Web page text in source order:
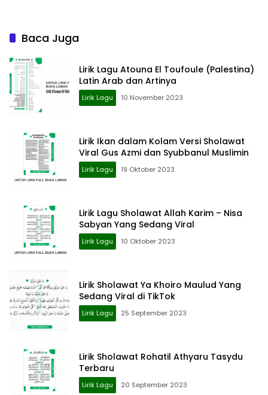
Baca Juga
Lirik Lagu Atouna El Toufoule (Palestina)
Latin Arab dan Artinya
Lirik Lagu 10 November 2023
Lirik Ikan dalam Kolam Versi Sholawat
Viral Gus Azmi dan Syubbanul Muslimin
Lirik Lagu 19 Oktober 2023
Lirik Lagu Sholawat Allah Karim – Nisa
Sabyan Yang Sedang Viral
Lirik Lagu 10 Oktober 2023
Lirik Sholawat Ya Khoiro Maulud Yang
Sedang Viral di TikTok
Lirik Lagu 25 September 2023
Lirik Sholawat Rohatil Athyaru Tasydu
Terbaru
Lirik Lagu 20 September 2023